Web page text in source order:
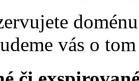
vás o